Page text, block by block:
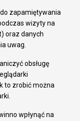
zapamiętywania
wizyty na
oraz danych
uwag.
obsługę
to zrobić można
wpłynąć na